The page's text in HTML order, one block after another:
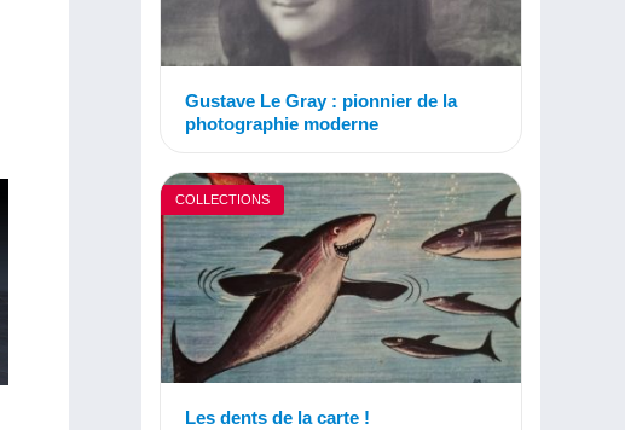
Gustave Le Gray : pionnier de la
photographie moderne
COLLECTIONS
Les dents de la carte !